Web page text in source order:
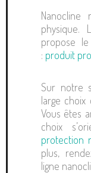
physique.
propose
: produit
Sur notre
large
Vous êtes
choix
protection
plus,
ligne